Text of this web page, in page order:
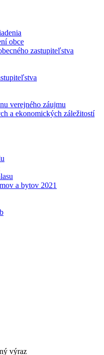
obce
zastupiteľstva
verejného záujmu
a ekonomických záležitostí
a bytov 2021
výraz